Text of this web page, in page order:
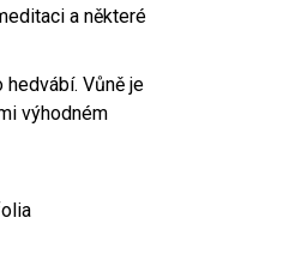
a některé
Vůně je
výhodném